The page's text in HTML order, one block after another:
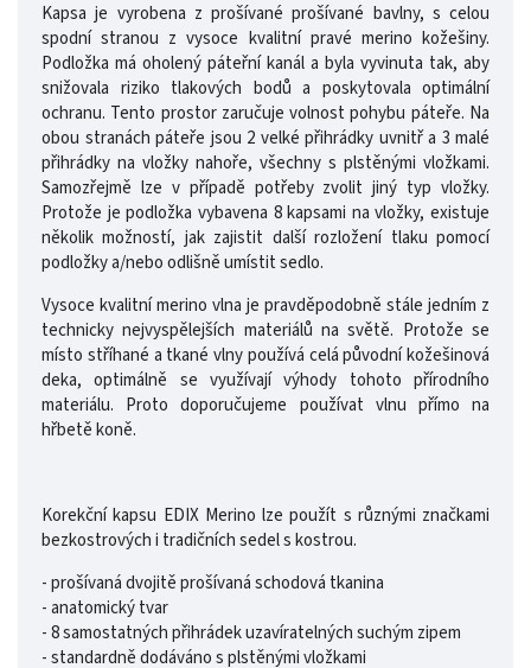
Kapsa je vyrobena z prošívané prošívané bavlny, s celou
spodní stranou z vysoce kvalitní pravé merino kožešiny.
Podložka má oholený páteřní kanál a byla vyvinuta tak, aby
snižovala riziko tlakových bodů a poskytovala optimální
ochranu. Tento prostor zaručuje volnost pohybu páteře. Na
obou stranách páteře jsou 2 velké přihrádky uvnitř a 3 malé
přihrádky na vložky nahoře, všechny s plstěnými vložkami.
Samozřejmě lze v případě potřeby zvolit jiný typ vložky.
Protože je podložka vybavena 8 kapsami na vložky, existuje
několik možností, jak zajistit další rozložení tlaku pomocí
podložky a/nebo odlišně umístit sedlo.
Vysoce kvalitní merino vlna je pravděpodobně stále jedním z
technicky nejvyspělejších materiálů na světě. Protože se
místo stříhané a tkané vlny používá celá původní kožešinová
deka, optimálně se využívají výhody tohoto přírodního
materiálu. Proto doporučujeme používat vlnu přímo na
hřbetě koně.
Korekční kapsu EDIX Merino lze použít s různými značkami
bezkostrových i tradičních sedel s kostrou.
- prošívaná dvojitě prošívaná schodová tkanina
- anatomický tvar
- 8 samostatných přihrádek uzavíratelných suchým zipem
- standardně dodáváno s plstěnými vložkami